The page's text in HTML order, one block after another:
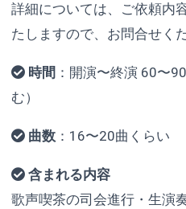
詳細については、ご依頼内
たしますので、お問合せくだ
時間 ：開演〜終演 60〜
む）
曲数：16〜20曲くらい
含まれる内容
歌声喫茶の司会進行・生演